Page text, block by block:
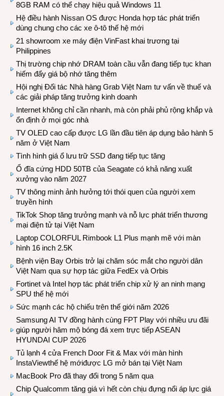
8GB RAM có thể chạy hiệu quả Windows 11
Hệ điều hành Nissan OS được Honda hợp tác phát triển
dùng chung cho các xe ô-tô thế hệ mới
21 showroom xe máy điện VinFast khai trương tại
Philippines
Thị trường chip nhớ DRAM toàn cầu vẫn đang tiếp tục khan
hiếm đẩy giá bộ nhớ tăng thêm
Hội nghị Đối tác Nhà hàng Grab Việt Nam tư vấn về thuế và
các giải pháp tăng trưởng kinh doanh
Internet không chỉ cần nhanh, mà còn phải phủ rộng khắp và
ổn định ở mọi góc nhà
TV OLED cao cấp được LG lần đầu tiên áp dụng bảo hành 5
năm ở Việt Nam
Tình hình giá ổ lưu trữ SSD đang tiếp tục tăng
Ổ đĩa cứng HDD 50TB của Seagate có khả năng xuất
xưởng vào năm 2027
TV thông minh ảnh hưởng tới thói quen của người xem
truyền hình
TikTok Shop tăng trưởng mạnh và nỗ lực phát triển thương
mại điện tử tại Việt Nam
Laptop COLORFUL Rimbook L1 Plus mạnh mẽ với màn
hình 16 inch 2.5K
Bệnh viện Bay Orbis trở lại chăm sóc mắt cho người dân
Việt Nam qua sự hợp tác giữa FedEx và Orbis
Fortinet và Intel hợp tác phát triển chip xử lý an ninh mạng
SPU thế hệ mới
Sức mạnh các hộ chiếu trên thế giới năm 2026
Samsung AI TV đồng hành cùng FPT Play với nhiều ưu đãi
giúp người hâm mộ bóng đá xem trực tiếp ASEAN
HYUNDAI CUP 2026
Tủ lạnh 4 cửa French Door Fit & Max với màn hình
InstaViewthế hệ mớiđược LG mở bán tại Việt Nam
MacBook Pro đã thay đổi trong 5 năm qua
Chip Qualcomm tăng giá vì hết còn chịu đựng nổi áp lực giá